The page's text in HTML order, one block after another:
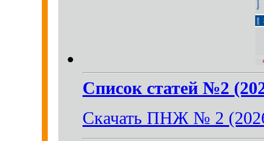
Список статей №2
Скачать ПНЖ № 2